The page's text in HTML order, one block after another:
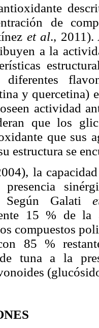
de
et al., 2011).
a la
diferentes
y quercetina)
actividad
que los
que sus
estructura se
la
Según Galati
15 % de
compuestos
85 %
tuna a la